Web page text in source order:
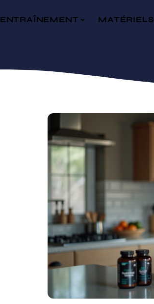
ENTRAÎNEMENT MATÉRIELS